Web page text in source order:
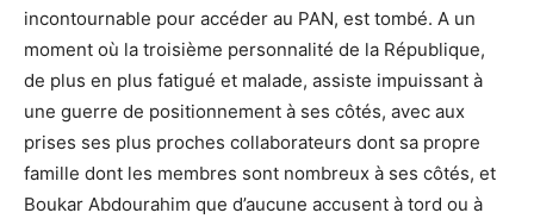
incontournable pour accéder au PAN, est tombé. A un
moment où la troisième personnalité de la République,
de plus en plus fatigué et malade, assiste impuissant à
une guerre de positionnement à ses côtés, avec aux
prises ses plus proches collaborateurs dont sa propre
famille dont les membres sont nombreux à ses côtés, et
Boukar Abdourahim que d’aucune accusent à tord ou à